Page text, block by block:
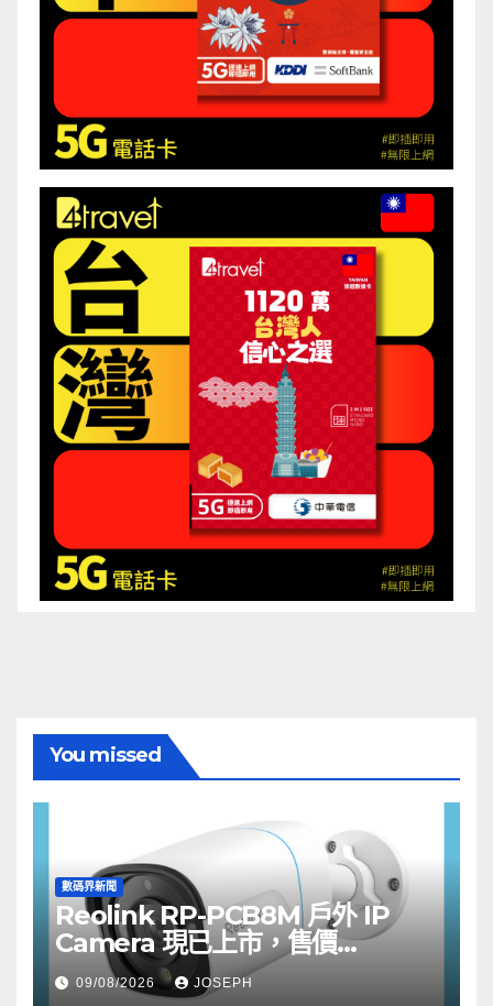
You missed
數碼界新聞
Reolink RP-PCB8M 戶外 IP
Camera 現已上市，售價
HK$722
09/08/2026 JOSEPH